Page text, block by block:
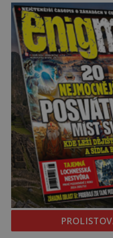
pouhých několik minut
zeptá se suverénně jeden